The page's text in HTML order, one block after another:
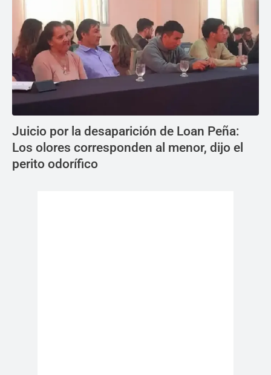
Juicio por la desaparición de Loan Peña:
Los olores corresponden al menor, dijo el
perito odorífico